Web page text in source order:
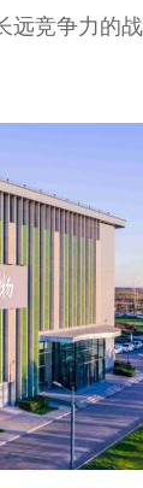
竞争力的